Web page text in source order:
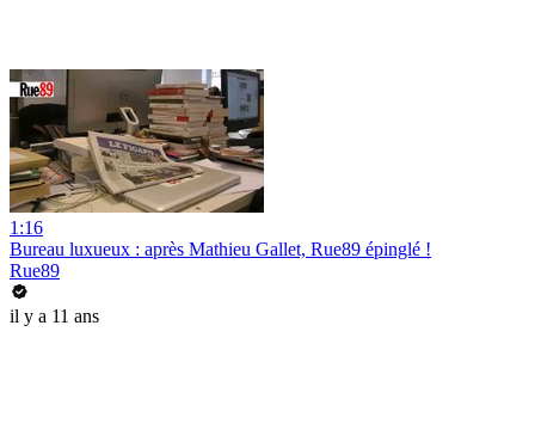
1:16
Bureau luxueux : après Mathieu Gallet, Rue89 épinglé !
Rue89
il y a 11 ans